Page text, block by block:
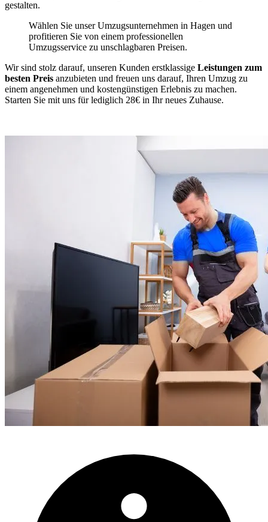
gestalten.
Wählen Sie unser Umzugsunternehmen in Hagen und
profitieren Sie von einem professionellen
Umzugsservice zu unschlagbaren Preisen.
Wir sind stolz darauf, unseren Kunden erstklassige Leistungen zum
besten Preis anzubieten und freuen uns darauf, Ihren Umzug zu
einem angenehmen und kostengünstigen Erlebnis zu machen.
Starten Sie mit uns für lediglich 28€ in Ihr neues Zuhause.